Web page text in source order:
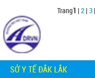
Trang1 | 2 | 3 |
SỞ Y TẾ ĐẮK LẮK